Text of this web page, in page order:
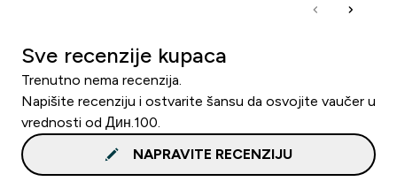
Sve recenzije kupaca
Trenutno nema recenzija.
Napišite recenziju i ostvarite šansu da osvojite vaučer u
vrednosti od Дин.100.
NAPRAVITE RECENZIJU